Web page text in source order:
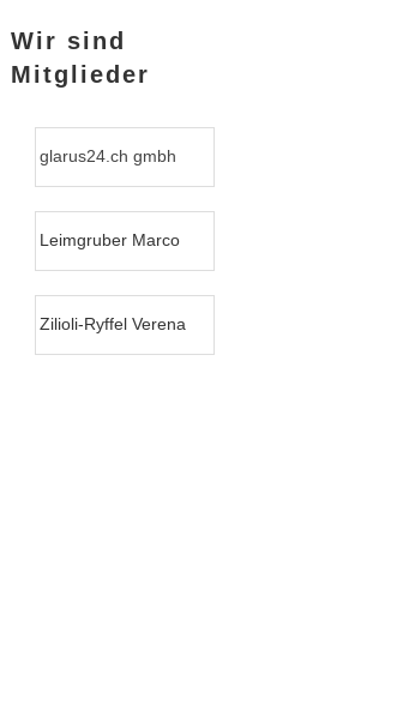
Wir sind
Mitglieder
glarus24.ch gmbh
Leimgruber Marco
Zilioli-Ryffel Verena